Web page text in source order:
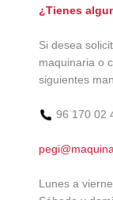
¿Tienes
Si desea
maquinaria o
siguientes
96 170 02
Lunes a